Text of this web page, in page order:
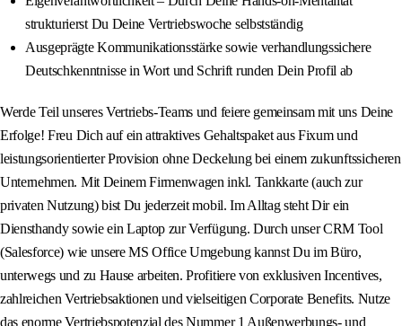
strukturierst Du Deine Vertriebswoche selbstständig
Ausgeprägte Kommunikationsstärke sowie verhandlungssichere
Deutschkenntnisse in Wort und Schrift runden Dein Profil ab
Werde Teil unseres Vertriebs-Teams und feiere gemeinsam mit uns Deine
Erfolge! Freu Dich auf ein attraktives Gehaltspaket aus Fixum und
leistungsorientierter Provision ohne Deckelung bei einem zukunftssicheren
Unternehmen. Mit Deinem Firmenwagen inkl. Tankkarte (auch zur
privaten Nutzung) bist Du jederzeit mobil. Im Alltag steht Dir ein
Diensthandy sowie ein Laptop zur Verfügung. Durch unser CRM Tool
(Salesforce) wie unsere MS Office Umgebung kannst Du im Büro,
unterwegs und zu Hause arbeiten. Profitiere von exklusiven Incentives,
zahlreichen Vertriebsaktionen und vielseitigen Corporate Benefits. Nutze
das enorme Vertriebspotenzial des Nummer 1 Außenwerbungs- und